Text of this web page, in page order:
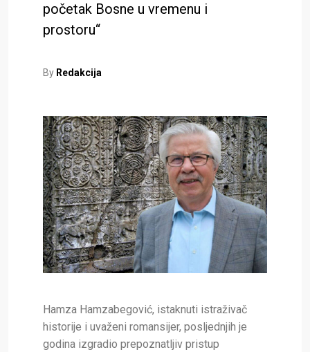
početak Bosne u vremenu i
prostoru“
By Redakcija
Hamza Hamzabegović, istaknuti istraživač
historije i uvaženi romansijer, posljednjih je
godina izgradio prepoznatljiv pristup